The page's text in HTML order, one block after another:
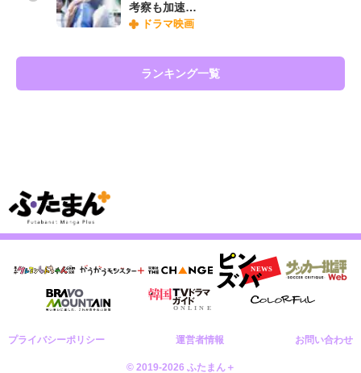
考察も加速…
ドラマ映画
ランキング一覧
プライバシーポリシー 運営者情報 お問い合わせ
© 2019-2026 ふたまん＋